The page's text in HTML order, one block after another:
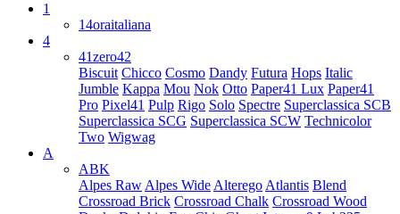
1
14oraitaliana
4
41zero42
Biscuit Chicco Cosmo Dandy Futura Hops Italic
Jumble Kappa Mou Nok Otto Paper41 Lux Paper41
Pro Pixel41 Pulp Rigo Solo Spectre Superclassica SCB
Superclassica SCG Superclassica SCW Technicolor
Two Wigwag
A
ABK
Alpes Raw Alpes Wide Alterego Atlantis Blend
Crossroad Brick Crossroad Chalk Crossroad Wood